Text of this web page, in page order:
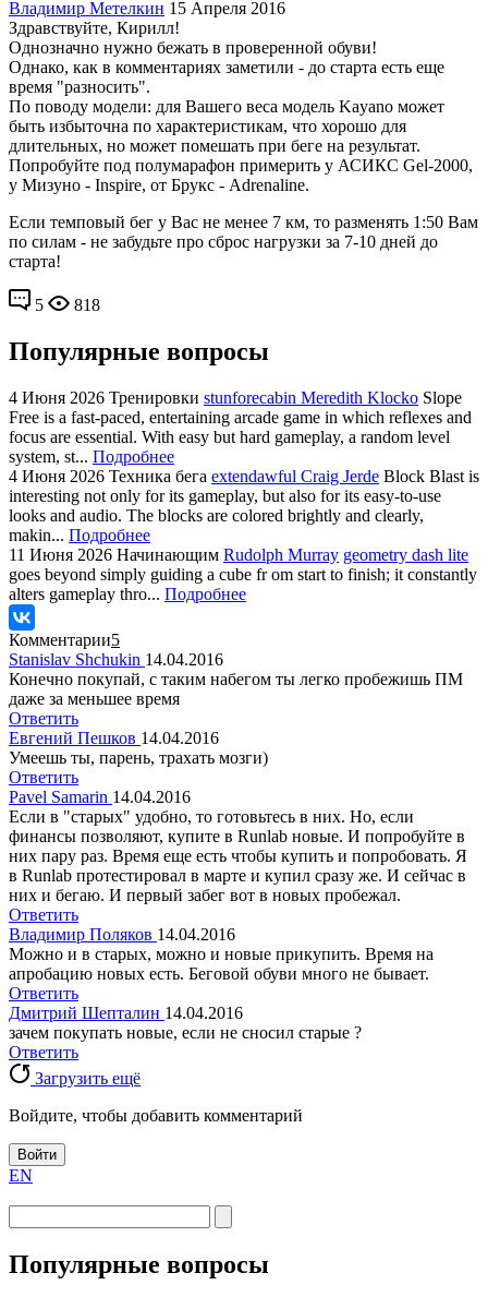
Владимир Метелкин 15 Апреля 2016
Здравствуйте, Кирилл!
Однозначно нужно бежать в проверенной обуви!
Однако, как в комментариях заметили - до старта есть еще
время "разносить".
По поводу модели: для Вашего веса модель Kayano может
быть избыточна по характеристикам, что хорошо для
длительных, но может помешать при беге на результат.
Попробуйте под полумарафон примерить у АСИКС Gel-2000,
у Мизуно - Inspire, от Брукс - Adrenaline.
Если темповый бег у Вас не менее 7 км, то разменять 1:50 Вам
по силам - не забудьте про сброс нагрузки за 7-10 дней до
старта!
5 818
Популярные вопросы
4 Июня 2026 Тренировки stunforecabin Meredith Klocko Slope
Free is a fast-paced, entertaining arcade game in which reflexes and
focus are essential. With easy but hard gameplay, a random level
system, st... Подробнее
4 Июня 2026 Техника бега extendawful Craig Jerde Block Blast is
interesting not only for its gameplay, but also for its easy-to-use
looks and audio. The blocks are colored brightly and clearly,
makin... Подробнее
11 Июня 2026 Начинающим Rudolph Murray geometry dash lite
goes beyond simply guiding a cube fr om start to finish; it constantly
alters gameplay thro... Подробнее
Комментарии5
Stanislav Shchukin 14.04.2016
Конечно покупай, с таким набегом ты легко пробежишь ПМ
даже за меньшее время
Ответить
Евгений Пешков 14.04.2016
Умеешь ты, парень, трахать мозги)
Ответить
Pavel Samarin 14.04.2016
Если в "старых" удобно, то готовьтесь в них. Но, если
финансы позволяют, купите в Runlab новые. И попробуйте в
них пару раз. Время еще есть чтобы купить и попробовать. Я
в Runlab протестировал в марте и купил сразу же. И сейчас в
них и бегаю. И первый забег вот в новых пробежал.
Ответить
Владимир Поляков 14.04.2016
Можно и в старых, можно и новые прикупить. Время на
апробацию новых есть. Беговой обуви много не бывает.
Ответить
Дмитрий Шепталин 14.04.2016
зачем покупать новые, если не сносил старые ?
Ответить
Загрузить ещё
Войдите, чтобы добавить комментарий
Войти
EN
Популярные вопросы